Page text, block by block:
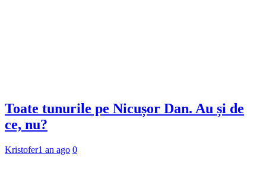
Toate tunurile pe Nicușor Dan. Au și de
ce, nu?
Kristofer1 an ago 0